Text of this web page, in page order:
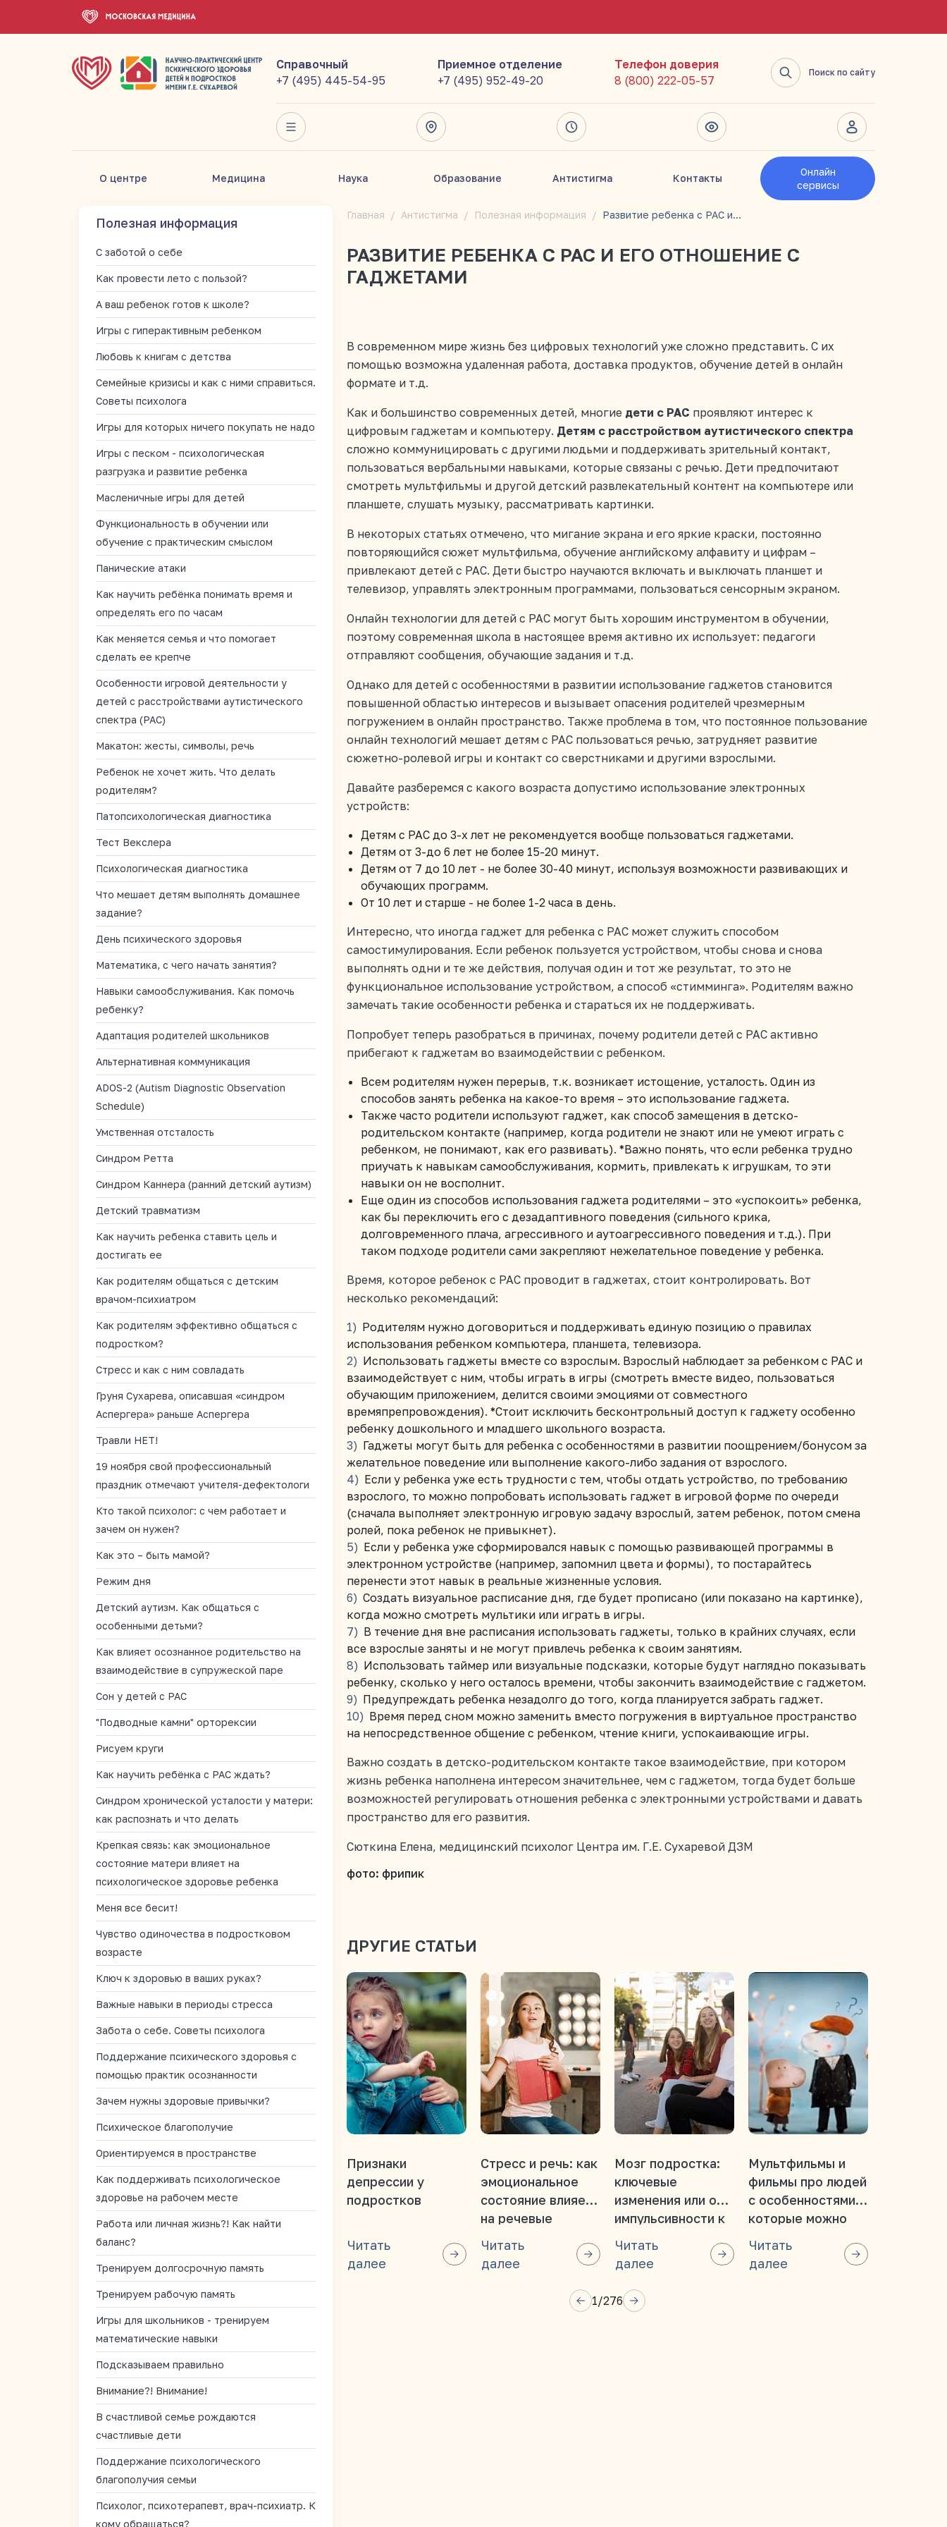
Справочный
+7 (495) 445-54-95
Приемное отделение
+7 (495) 952-49-20
Телефон доверия
8 (800) 222-05-57
Поиск по сайту
О центре Медицина Наука Образование Антистигма Контакты
Онлайн
сервисы
Полезная информация
С заботой о себе
Как провести лето с пользой?
А ваш ребенок готов к школе?
Игры с гиперактивным ребенком
Любовь к книгам с детства
Семейные кризисы и как с ними справиться.
Советы психолога
Игры для которых ничего покупать не надо
Игры с песком - психологическая
разгрузка и развитие ребенка
Масленичные игры для детей
Функциональность в обучении или
обучение с практическим смыслом
Панические атаки
Как научить ребёнка понимать время и
определять его по часам
Как меняется семья и что помогает
сделать ее крепче
Особенности игровой деятельности у
детей с расстройствами аутистического
спектра (РАС)
Макатон: жесты, символы, речь
Ребенок не хочет жить. Что делать
родителям?
Патопсихологическая диагностика
Тест Векслера
Психологическая диагностика
Что мешает детям выполнять домашнее
задание?
День психического здоровья
Математика, с чего начать занятия?
Навыки самообслуживания. Как помочь
ребенку?
Адаптация родителей школьников
Альтернативная коммуникация
ADOS-2 (Autism Diagnostic Observation
Schedule)
Умственная отсталость
Синдром Ретта
Синдром Каннера (ранний детский аутизм)
Детский травматизм
Как научить ребенка ставить цель и
достигать ее
Как родителям общаться с детским
врачом-психиатром
Как родителям эффективно общаться с
подростком?
Стресс и как с ним совладать
Груня Сухарева, описавшая «синдром
Аспергера» раньше Аспергера
Травли НЕТ!
19 ноября свой профессиональный
праздник отмечают учителя-дефектологи
Кто такой психолог: с чем работает и
зачем он нужен?
Как это – быть мамой?
Режим дня
Детский аутизм. Как общаться с
особенными детьми?
Как влияет осознанное родительство на
взаимодействие в супружеской паре
Сон у детей с РАС
"Подводные камни" орторексии
Рисуем круги
Как научить ребёнка с РАС ждать?
Синдром хронической усталости у матери:
как распознать и что делать
Крепкая связь: как эмоциональное
состояние матери влияет на
психологическое здоровье ребенка
Меня все бесит!
Чувство одиночества в подростковом
возрасте
Ключ к здоровью в ваших руках?
Важные навыки в периоды стресса
Забота о себе. Советы психолога
Поддержание психического здоровья с
помощью практик осознанности
Зачем нужны здоровые привычки?
Психическое благополучие
Ориентируемся в пространстве
Как поддерживать психологическое
здоровье на рабочем месте
Работа или личная жизнь?! Как найти
баланс?
Тренируем долгосрочную память
Тренируем рабочую память
Игры для школьников - тренируем
математические навыки
Подсказываем правильно
Внимание?! Внимание!
В счастливой семье рождаются
счастливые дети
Поддержание психологического
благополучия семьи
Психолог, психотерапевт, врач-психиатр. К
кому обращаться?
Главная Антистигма Полезная информация Развитие ребенка с РАС и его отношение с гаджетами
РАЗВИТИЕ РЕБЕНКА С РАС И ЕГО ОТНОШЕНИЕ С
ГАДЖЕТАМИ
В современном мире жизнь без цифровых технологий уже сложно представить. С их
помощью возможна удаленная работа, доставка продуктов, обучение детей в онлайн
формате и т.д.
Как и большинство современных детей, многие дети с РАС проявляют интерес к
цифровым гаджетам и компьютеру. Детям с расстройством аутистического спектра
сложно коммуницировать с другими людьми и поддерживать зрительный контакт,
пользоваться вербальными навыками, которые связаны с речью. Дети предпочитают
смотреть мультфильмы и другой детский развлекательный контент на компьютере или
планшете, слушать музыку, рассматривать картинки.
В некоторых статьях отмечено, что мигание экрана и его яркие краски, постоянно
повторяющийся сюжет мультфильма, обучение английскому алфавиту и цифрам –
привлекают детей с РАС. Дети быстро научаются включать и выключать планшет и
телевизор, управлять электронным программами, пользоваться сенсорным экраном.
Онлайн технологии для детей с РАС могут быть хорошим инструментом в обучении,
поэтому современная школа в настоящее время активно их использует: педагоги
отправляют сообщения, обучающие задания и т.д.
Однако для детей с особенностями в развитии использование гаджетов становится
повышенной областью интересов и вызывает опасения родителей чрезмерным
погружением в онлайн пространство. Также проблема в том, что постоянное пользование
онлайн технологий мешает детям с РАС пользоваться речью, затрудняет развитие
сюжетно-ролевой игры и контакт со сверстниками и другими взрослыми.
Давайте разберемся с какого возраста допустимо использование электронных
устройств:
Детям с РАС до 3-х лет не рекомендуется вообще пользоваться гаджетами.
Детям от 3-до 6 лет не более 15-20 минут.
Детям от 7 до 10 лет - не более 30-40 минут, используя возможности развивающих и
обучающих программ.
От 10 лет и старше - не более 1-2 часа в день.
Интересно, что иногда гаджет для ребенка с РАС может служить способом
самостимулирования. Если ребенок пользуется устройством, чтобы снова и снова
выполнять одни и те же действия, получая один и тот же результат, то это не
функциональное использование устройством, а способ «стимминга». Родителям важно
замечать такие особенности ребенка и стараться их не поддерживать.
Попробует теперь разобраться в причинах, почему родители детей с РАС активно
прибегают к гаджетам во взаимодействии с ребенком.
Всем родителям нужен перерыв, т.к. возникает истощение, усталость. Один из
способов занять ребенка на какое-то время – это использование гаджета.
Также часто родители используют гаджет, как способ замещения в детско-
родительском контакте (например, когда родители не знают или не умеют играть с
ребенком, не понимают, как его развивать). *Важно понять, что если ребенка трудно
приучать к навыкам самообслуживания, кормить, привлекать к игрушкам, то эти
навыки он не восполнит.
Еще один из способов использования гаджета родителями – это «успокоить» ребенка,
как бы переключить его с дезадаптивного поведения (сильного крика,
долговременного плача, агрессивного и аутоагрессивного поведения и т.д.). При
таком подходе родители сами закрепляют нежелательное поведение у ребенка.
Время, которое ребенок с РАС проводит в гаджетах, стоит контролировать. Вот
несколько рекомендаций:
Родителям нужно договориться и поддерживать единую позицию о правилах
использования ребенком компьютера, планшета, телевизора.
Использовать гаджеты вместе со взрослым. Взрослый наблюдает за ребенком с РАС и
взаимодействует с ним, чтобы играть в игры (смотреть вместе видео, пользоваться
обучающим приложением, делится своими эмоциями от совместного
времяпрепровождения). *Стоит исключить бесконтрольный доступ к гаджету особенно
ребенку дошкольного и младшего школьного возраста.
Гаджеты могут быть для ребенка с особенностями в развитии поощрением/бонусом за
желательное поведение или выполнение какого-либо задания от взрослого.
Если у ребенка уже есть трудности с тем, чтобы отдать устройство, по требованию
взрослого, то можно попробовать использовать гаджет в игровой форме по очереди
(сначала выполняет электронную игровую задачу взрослый, затем ребенок, потом смена
ролей, пока ребенок не привыкнет).
Если у ребенка уже сформировался навык с помощью развивающей программы в
электронном устройстве (например, запомнил цвета и формы), то постарайтесь
перенести этот навык в реальные жизненные условия.
Создать визуальное расписание дня, где будет прописано (или показано на картинке),
когда можно смотреть мультики или играть в игры.
В течение дня вне расписания использовать гаджеты, только в крайних случаях, если
все взрослые заняты и не могут привлечь ребенка к своим занятиям.
Использовать таймер или визуальные подсказки, которые будут наглядно показывать
ребенку, сколько у него осталось времени, чтобы закончить взаимодействие с гаджетом.
Предупреждать ребенка незадолго до того, когда планируется забрать гаджет.
Время перед сном можно заменить вместо погружения в виртуальное пространство
на непосредственное общение с ребенком, чтение книги, успокаивающие игры.
Важно создать в детско-родительском контакте такое взаимодействие, при котором
жизнь ребенка наполнена интересом значительнее, чем с гаджетом, тогда будет больше
возможностей регулировать отношения ребенка с электронными устройствами и давать
пространство для его развития.
Сюткина Елена, медицинский психолог Центра им. Г.Е. Сухаревой ДЗМ
фото: фрипик
ДРУГИЕ СТАТЬИ
Признаки
депрессии у
подростков
Читать
далее
Стресс и речь: как
эмоциональное
состояние влияет
на речевые
Читать
далее
Мозг подростка:
ключевые
изменения или от
импульсивности к
Читать
далее
Мультфильмы и
фильмы про людей
с особенностями,
которые можно
семьей
Читать
далее
1/276